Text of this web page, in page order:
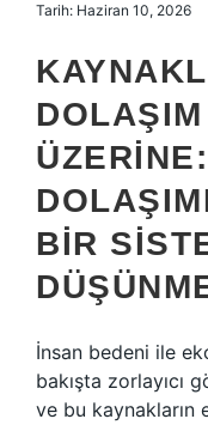
Tarih: Haziran 10, 2026
BIR
İnsan bedeni ile
bakışta zorlayıcı
ve bu kaynakların